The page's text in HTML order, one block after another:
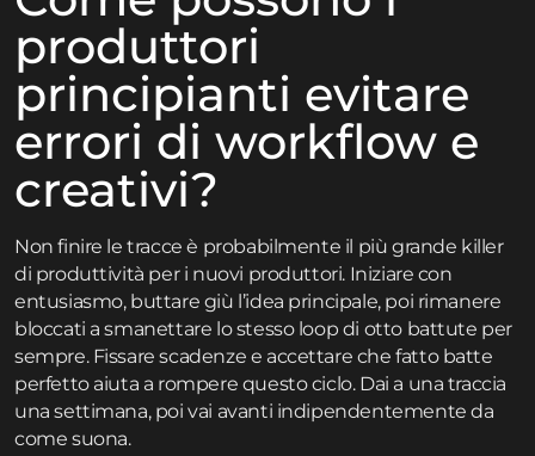
produttori
principianti evitare
errori di workflow e
creativi?
Non finire le tracce è probabilmente il più grande killer
di produttività per i nuovi produttori. Iniziare con
entusiasmo, buttare giù l’idea principale, poi rimanere
bloccati a smanettare lo stesso loop di otto battute per
sempre. Fissare scadenze e accettare che fatto batte
perfetto aiuta a rompere questo ciclo. Dai a una traccia
una settimana, poi vai avanti indipendentemente da
come suona.